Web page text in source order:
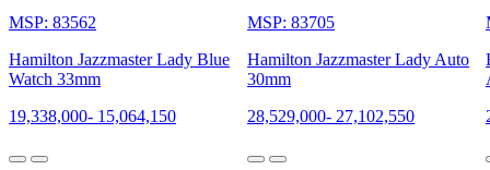
MSP: 83562
Hamilton Jazzmaster Lady Blue
Watch 33mm
19,338,000- 15,064,150
MSP: 83705
Hamilton Jazzmaster Lady Auto
30mm
28,529,000- 27,102,550